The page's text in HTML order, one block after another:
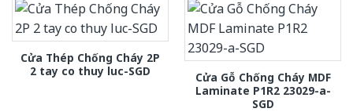
Cửa Thép Chống Cháy 2P
2 tay co thuy luc-SGD
Cửa Gỗ Chống Cháy MDF
Laminate P1R2 23029-a-
SGD